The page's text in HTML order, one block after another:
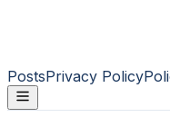
PostsPrivacy Policy